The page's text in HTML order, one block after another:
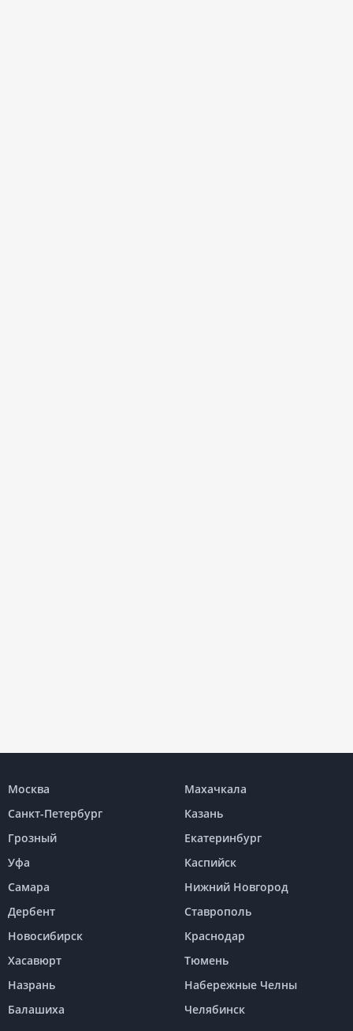
Москва
Махачкала
Санкт-Петербург
Казань
Грозный
Екатеринбург
Уфа
Каспийск
Самара
Нижний Новгород
Дербент
Ставрополь
Новосибирск
Краснодар
Хасавюрт
Тюмень
Назрань
Набережные Челны
Балашиха
Челябинск